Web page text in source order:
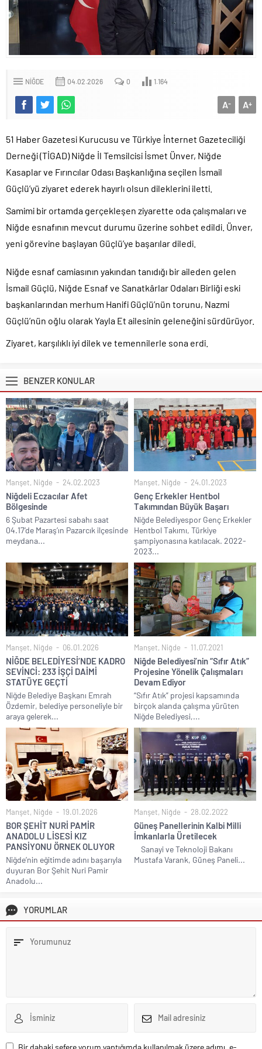
NIĞDE 04.02.2026 0 1.164
A+
A-
51 Haber Gazetesi Kurucusu ve Türkiye İnternet Gazeteciliği
Derneği (TİGAD) Niğde İl Temsilcisi İsmet Ünver, Niğde
Kasaplar ve Fırıncılar Odası Başkanlığına seçilen İsmail
Güçlü’yü ziyaret ederek hayırlı olsun dileklerini iletti.
Samimi bir ortamda gerçekleşen ziyarette oda çalışmaları ve
Niğde esnafının mevcut durumu üzerine sohbet edildi. Ünver,
yeni görevine başlayan Güçlü’ye başarılar diledi.
Niğde esnaf camiasının yakından tanıdığı bir aileden gelen
İsmail Güçlü, Niğde Esnaf ve Sanatkârlar Odaları Birliği eski
başkanlarından merhum Hanifi Güçlü’nün torunu, Nazmi
Güçlü’nün oğlu olarak Yayla Et ailesinin geleneğini sürdürüyor.
Ziyaret, karşılıklı iyi dilek ve temennilerle sona erdi.
BENZER KONULAR
Manşet, Niğde 24.02.2023
Niğdeli Eczacılar Afet
Bölgesinde
6 Şubat Pazartesi sabahı saat
04.17’de Maraş’ın Pazarcık ilçesinde
meydana...
Manşet, Niğde 24.01.2023
Genç Erkekler Hentbol
Takımından Büyük Başarı
Niğde Belediyespor Genç Erkekler
Hentbol Takımı, Türkiye
şampiyonasına katılacak. 2022-
2023...
Manşet, Niğde 06.01.2026
NİĞDE BELEDİYESİ’NDE KADRO
SEVİNCİ: 233 İŞÇİ DAİMİ
STATÜYE GEÇTİ
Niğde Belediye Başkanı Emrah
Özdemir, belediye personeliyle bir
araya gelerek...
Manşet, Niğde 11.07.2021
Niğde Belediyesi’nin “Sıfır Atık”
Projesine Yönelik Çalışmaları
Devam Ediyor
“Sıfır Atık” projesi kapsamında
birçok alanda çalışma yürüten
Niğde Belediyesi,...
Manşet, Niğde 19.01.2026
BOR ŞEHİT NURİ PAMİR
ANADOLU LİSESİ KIZ
PANSİYONU ÖRNEK OLUYOR
Niğde’nin eğitimde adını başarıyla
duyuran Bor Şehit Nuri Pamir
Anadolu...
Manşet, Niğde 28.02.2022
Güneş Panellerinin Kalbi Milli
İmkanlarla Üretilecek
Sanayi ve Teknoloji Bakanı
Mustafa Varank, Güneş Paneli...
YORUMLAR
Bir dahaki sefere yorum yaptığımda kullanılmak üzere adımı, e-